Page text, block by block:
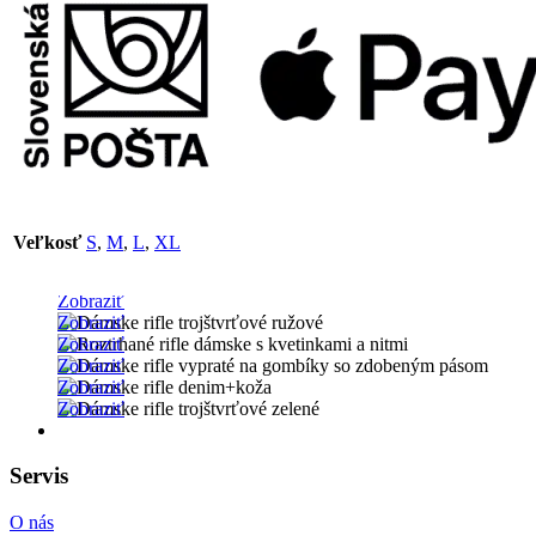
Veľkosť S, M, L, XL
Zobraziť
Zobraziť
Roztrhané rifle dámske s kvetinkami a nitmi
38.00€
Zobraziť
Zobraziť
Dámske rifle denim+koža
Zobraziť
Dámske rifle trojštvrťové zelené
15.99€
Zobraziť
Servis
O nás